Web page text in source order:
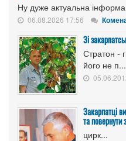
Ну дуже актуальна
06.08.2026 17:56
Зі
Стратон -
його не п...
Закарпатці
та повернути
цирк...